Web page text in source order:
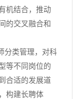
机结合，推动
的交叉融合和
分类管理，对科
等不同岗位的
合适的发展道
构建长聘体